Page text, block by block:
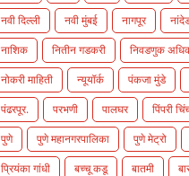
नवी दिल्ली
नवी मुंबई नागपूर
नाशिक
नितीन गडकरी
निवडणुक
नोकरी माहिती
न्यूयॉर्क पंकजा मुंडे
पंढरपूर.
परभणी पालघर
पिंपरी
पुणे
पुणे महानगरपालिका पुणे मेट्रो
प्रियंका गांधी
बच्चू कडू बातमी